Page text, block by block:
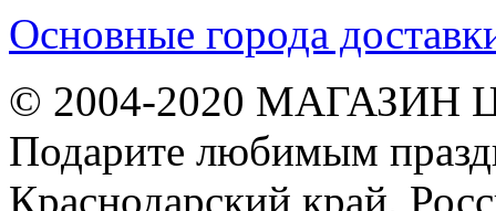
Основные города
© 2004-2020 МАГАЗИН
Подарите любимым
Краснодарский край,